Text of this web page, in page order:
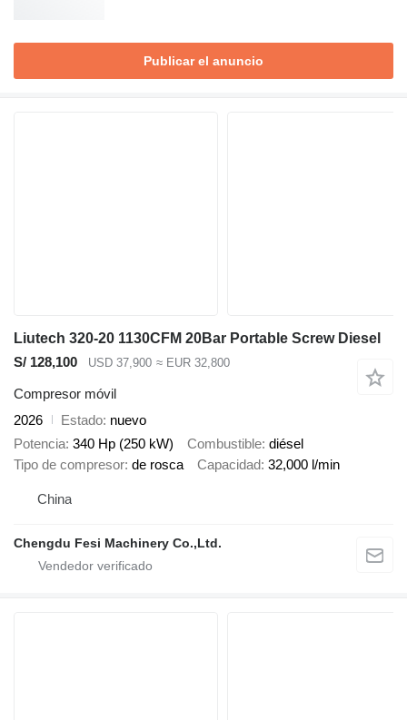
Publicar el anuncio
Liutech 320-20 1130CFM 20Bar Portable Screw Diesel
S/ 128,100
USD 37,900 ≈ EUR 32,800
Compresor móvil
2026
Estado nuevo
Potencia 340 Hp (250 kW) Combustible diésel
Tipo de compresor de rosca Capacidad 32,000 l/min
China
Chengdu Fesi Machinery Co.,Ltd.